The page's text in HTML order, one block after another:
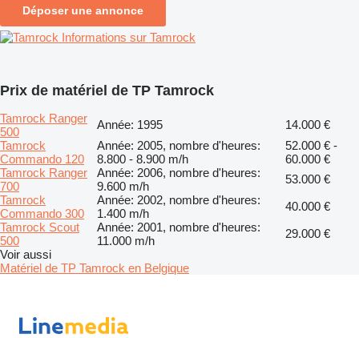
Déposer une annonce
Informations sur Tamrock
Prix de matériel de TP Tamrock
Tamrock Ranger
500
Année: 1995
14.000 €
Tamrock
Commando 120
Année: 2005, nombre d'heures:
8.800 - 8.900 m/h
52.000 € -
60.000 €
Tamrock Ranger
700
Année: 2006, nombre d'heures:
9.600 m/h
53.000 €
Tamrock
Commando 300
Année: 2002, nombre d'heures:
1.400 m/h
40.000 €
Tamrock Scout
500
Année: 2001, nombre d'heures:
11.000 m/h
29.000 €
Voir aussi
Matériel de TP Tamrock en Belgique